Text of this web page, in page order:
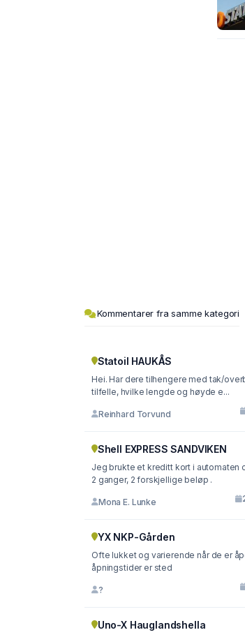
Kommentarer fra samme kategori
Statoil HAUKÅS
Hei. Har dere tilhengere med tak/overbygg til utleige. Og i
tilfelle, hvilke lengde og høyde e...
Reinhard Torvund
Shell EXPRESS SANDVIKEN
Jeg brukte et kreditt kort i automaten
2 ganger, 2 forskjellige beløp .
Mona E. Lunke
YX NKP-Gården
Ofte lukket og varierende når de er
åpningstider er sted
?
Uno-X Hauglandshella